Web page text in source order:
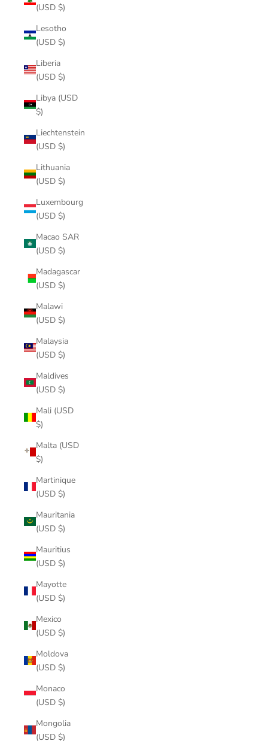
(USD $)
Lesotho
(USD $)
Liberia
(USD $)
Libya (USD
$)
Liechtenstein
(USD $)
Lithuania
(USD $)
Luxembourg
(USD $)
Macao SAR
(USD $)
Madagascar
(USD $)
Malawi
(USD $)
Malaysia
(USD $)
Maldives
(USD $)
Mali (USD
$)
Malta (USD
$)
Martinique
(USD $)
Mauritania
(USD $)
Mauritius
(USD $)
Mayotte
(USD $)
Mexico
(USD $)
Moldova
(USD $)
Monaco
(USD $)
Mongolia
(USD $)